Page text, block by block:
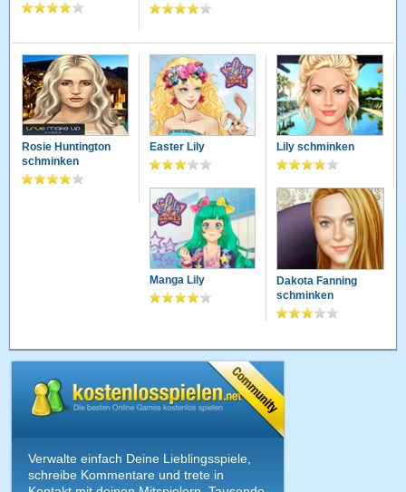
Rosie Huntington
schminken
Easter Lily Lily schminken
Manga Lily
Dakota Fanning
schminken
Verwalte einfach Deine Lieblingsspiele,
schreibe Kommentare und trete in